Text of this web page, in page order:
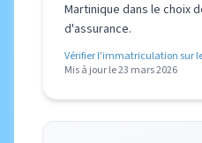
Martinique dans le choix
d'assurance.
Vérifier l'immatriculation sur le
Mis à jour le 23 mars 2026